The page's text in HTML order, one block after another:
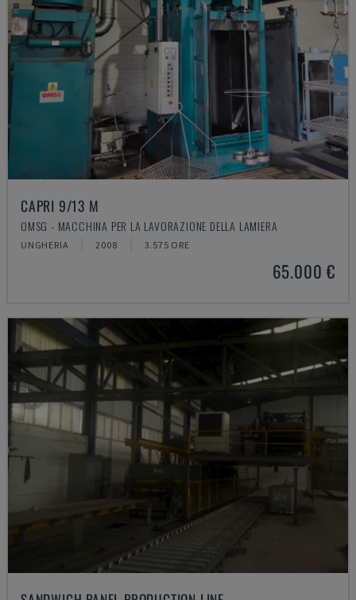
CAPRI 9/13 M
OMSG - MACCHINA PER LA LAVORAZIONE DELLA LAMIERA
UNGHERIA 2008 3.575 ORE
65.000 €